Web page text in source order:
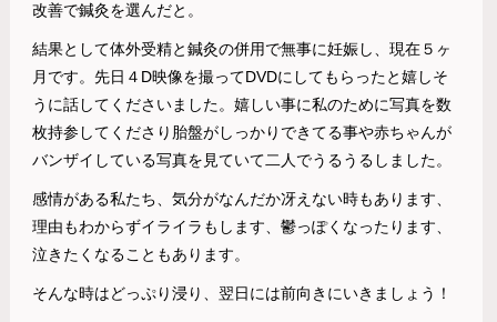
改善で鍼灸を選んだと。
結果として体外受精と鍼灸の併用で無事に妊娠し、現在５ヶ
月です。先日４D映像を撮ってDVDにしてもらったと嬉しそ
うに話してくださいました。嬉しい事に私のために写真を数
枚持参してくださり胎盤がしっかりできてる事や赤ちゃんが
バンザイしている写真を見ていて二人でうるうるしました。
感情がある私たち、気分がなんだか冴えない時もあります、
理由もわからずイライラもします、鬱っぽくなったります、
泣きたくなることもあります。
そんな時はどっぷり浸り、翌日には前向きにいきましょう！